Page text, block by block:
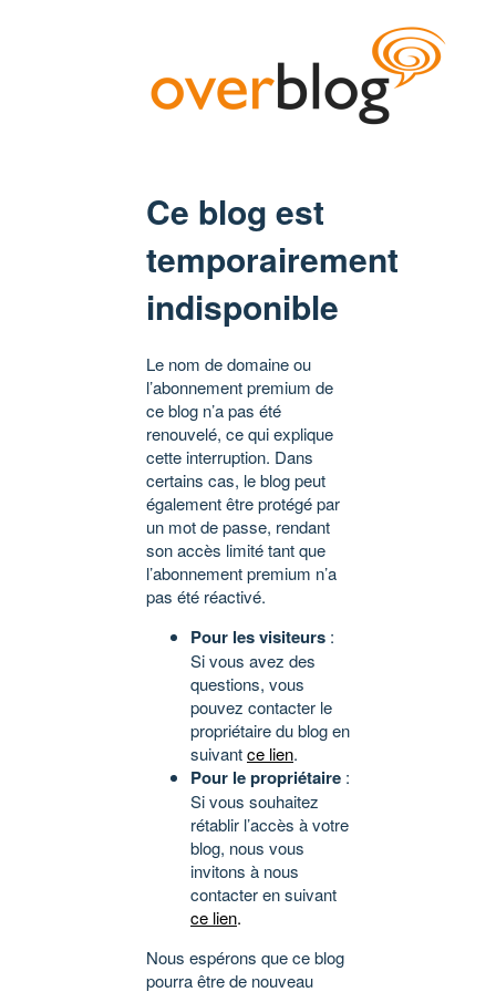
Ce blog est
temporairement
indisponible
Le nom de domaine ou
l’abonnement premium de
ce blog n’a pas été
renouvelé, ce qui explique
cette interruption. Dans
certains cas, le blog peut
également être protégé par
un mot de passe, rendant
son accès limité tant que
l’abonnement premium n’a
pas été réactivé.
Pour les visiteurs :
Si vous avez des
questions, vous
pouvez contacter le
propriétaire du blog en
suivantce lien.
Pour le propriétaire :
Si vous souhaitez
rétablir l’accès à votre
blog, nous vous
invitons à nous
contacter en suivant
ce lien.
Nous espérons que ce blog
pourra être de nouveau